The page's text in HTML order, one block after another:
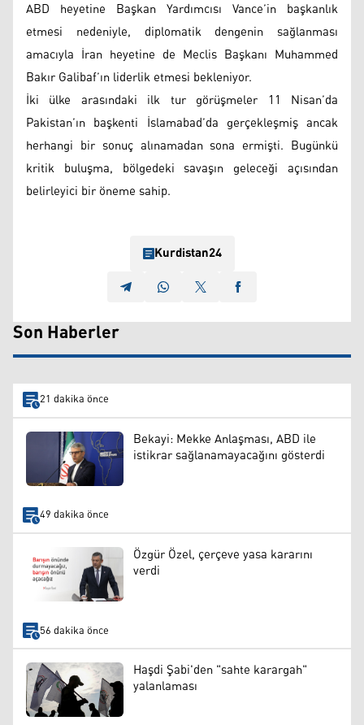
ABD heyetine Başkan Yardımcısı Vance’in başkanlık
etmesi nedeniyle, diplomatik dengenin sağlanması
amacıyla İran heyetine de Meclis Başkanı Muhammed
Bakır Galibaf’ın liderlik etmesi bekleniyor.
İki ülke arasındaki ilk tur görüşmeler 11 Nisan’da
Pakistan’ın başkenti İslamabad’da gerçekleşmiş ancak
herhangi bir sonuç alınamadan sona ermişti. Bugünkü
kritik buluşma, bölgedeki savaşın geleceği açısından
belirleyici bir öneme sahip.
Kurdistan24
Son Haberler
21 dakika önce
Bekayi: Mekke Anlaşması, ABD ile
istikrar sağlanamayacağını gösterdi
49 dakika önce
Özgür Özel, çerçeve yasa kararını
verdi
56 dakika önce
Haşdi Şabi'den "sahte karargah"
yalanlaması